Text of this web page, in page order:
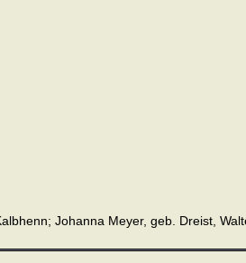
Johanna Meyer, geb. Dreist,